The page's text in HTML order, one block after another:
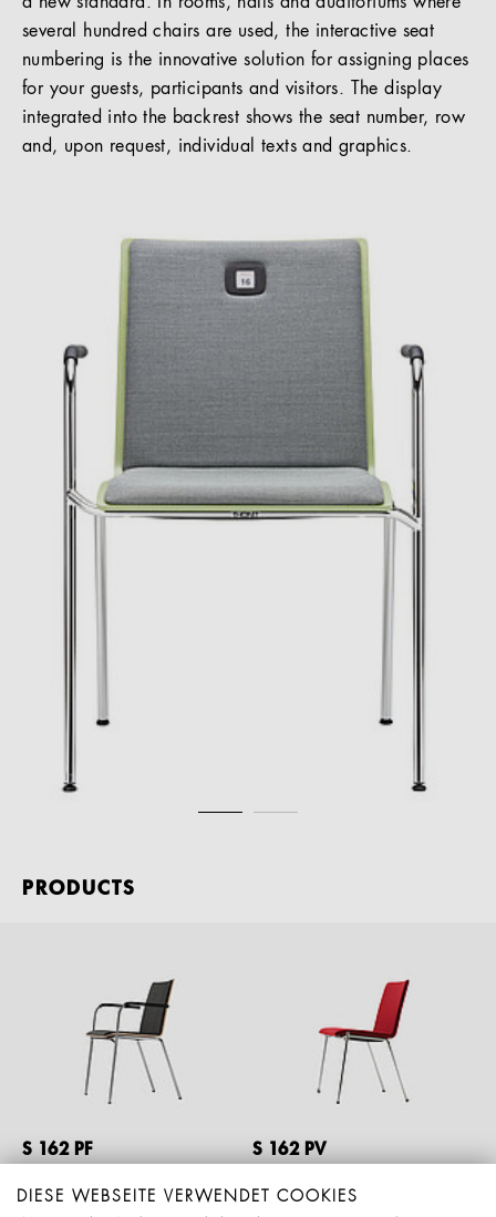
several hundred chairs are used, the interactive seat
numbering is the innovative solution for assigning places
for your guests, participants and visitors. The display
integrated into the backrest shows the seat number, row
and, upon request, individual texts and graphics.
PRODUCTS
S 162 PF S 162 PV
DIESE WEBSEITE VERWENDET COOKIES